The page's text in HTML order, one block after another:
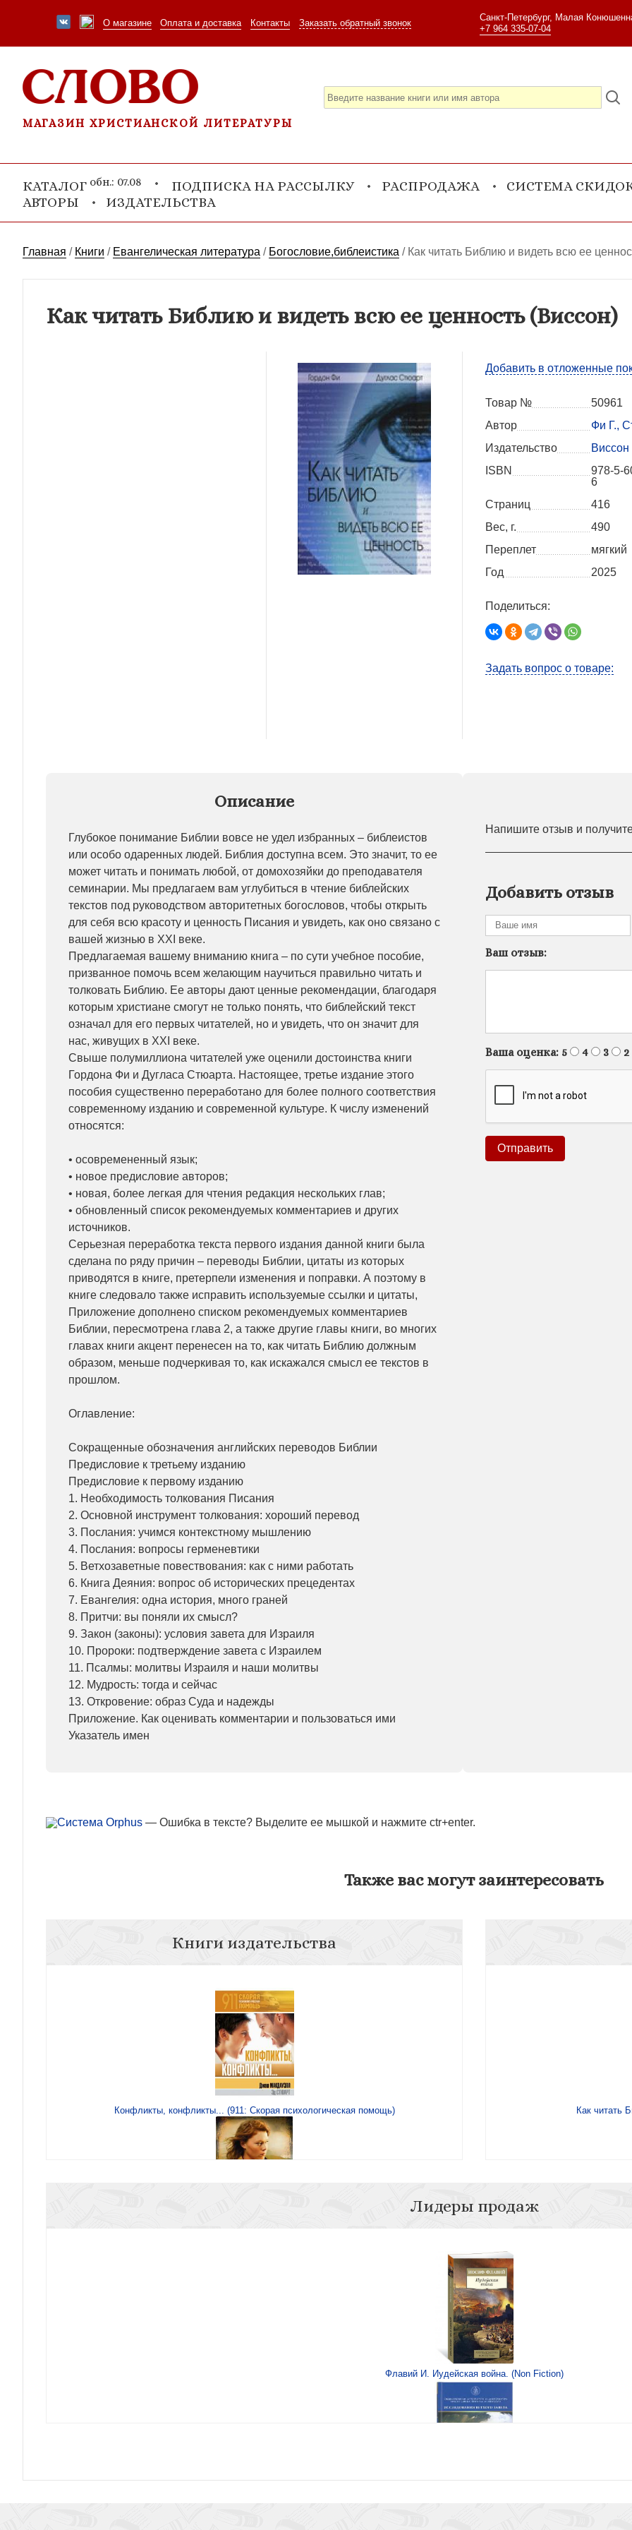
О магазине Оплата и доставка Контакты Заказать обратный звонок
Санкт-Петербург, Малая
+7 964 335-07-04
МАГАЗИН ХРИСТИАНСКОЙ ЛИТЕРАТУРЫ
КАТАЛОГ обн.: 07.08 ПОДПИСКА НА РАССЫЛКУ РАСПРОДАЖА
СИСТЕМА
АВТОРЫ
ИЗДАТЕЛЬСТВА
Главная / Книги / Евангелическая литература / Богословие,библеистика / Как читать Библию и видеть всю ее
Как читать Библию и видеть всю ее ценность (Виссон)
Добавить в отложенные
Товар №
50961
Автор
Фи Г.,
Издательство
Виссон
ISBN
978-5-
6
Страниц
416
Вес, г.
490
Переплет
мягкий
Год
2025
Поделиться:
Задать вопрос о товаре:
Описание
Глубокое понимание Библии вовсе не удел избранных – библеистов
или особо одаренных людей. Библия доступна всем. Это значит, то ее
может читать и понимать любой, от домохозяйки до преподавателя
семинарии. Мы предлагаем вам углубиться в чтение библейских
текстов под руководством авторитетных богословов, чтобы открыть
для себя всю красоту и ценность Писания и увидеть, как оно связано с
вашей жизнью в XXI веке.
Предлагаемая вашему вниманию книга – по сути учебное пособие,
призванное помочь всем желающим научиться правильно читать и
толковать Библию. Ее авторы дают ценные рекомендации, благодаря
которым христиане смогут не только понять, что библейский текст
означал для его первых читателей, но и увидеть, что он значит для
нас, живущих в XXI веке.
Свыше полумиллиона читателей уже оценили достоинства книги
Гордона Фи и Дугласа Стюарта. Настоящее, третье издание этого
пособия существенно переработано для более полного соответствия
современному изданию и современной культуре. К числу изменений
относятся:
• осовремененный язык;
• новое предисловие авторов;
• новая, более легкая для чтения редакция нескольких глав;
• обновленный список рекомендуемых комментариев и других
источников.
Серьезная переработка текста первого издания данной книги была
сделана по ряду причин – переводы Библии, цитаты из которых
приводятся в книге, претерпели изменения и поправки. А поэтому в
книге следовало также исправить используемые ссылки и цитаты,
Приложение дополнено списком рекомендуемых комментариев
Библии, пересмотрена глава 2, а также другие главы книги, во многих
главах книги акцент перенесен на то, как читать Библию должным
образом, меньше подчеркивая то, как искажался смысл ее текстов в
прошлом.
Оглавление:
Сокращенные обозначения английских переводов Библии
Предисловие к третьему изданию
Предисловие к первому изданию
1. Необходимость толкования Писания
2. Основной инструмент толкования: хороший перевод
3. Послания: учимся контекстному мышлению
4. Послания: вопросы герменевтики
5. Ветхозаветные повествования: как с ними работать
6. Книга Деяния: вопрос об исторических прецедентах
7. Евангелия: одна история, много граней
8. Притчи: вы поняли их смысл?
9. Закон (законы): условия завета для Израиля
10. Пророки: подтверждение завета с Израилем
11. Псалмы: молитвы Израиля и наши молитвы
12. Мудрость: тогда и сейчас
13. Откровение: образ Суда и надежды
Приложение. Как оценивать комментарии и пользоваться ими
Указатель имен
Напишите отзыв и
Добавить отзыв
Ваш отзыв:
Ваша оценка: 5 4 3 2
— Ошибка в тексте? Выделите ее мышкой и нажмите ctr+enter.
Также вас могут заинтересовать
Как читать
Книги издательства
Конфликты, конфликты... (911: Скорая психологическая помощь)
Разумное основание веры: историческая достоверность Священного
Лидеры продаж
Флавий И. Иудейская война. (Non Fiction)
Книга Иисуса Навина